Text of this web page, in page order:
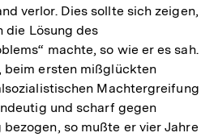
verlor. Dies sollte sich zeigen,
die Lösung des
machte, so wie er es sah.
beim ersten mißglückten
Machtergreifung
und scharf gegen
so mußte er vier Jahre